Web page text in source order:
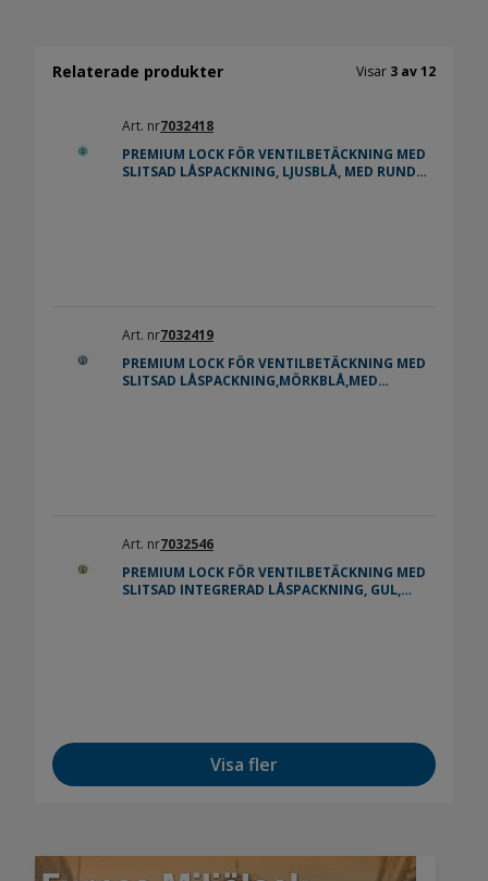
Relaterade produkter Visar 3 av 12
Art. nr7032418
PREMIUM LOCK FÖR VENTILBETÄCKNING MED
SLITSAD LÅSPACKNING, LJUSBLÅ, MED RUND
Art. nr7032419
PREMIUM LOCK FÖR VENTILBETÄCKNING MED
SLITSAD LÅSPACKNING,MÖRKBLÅ,MED
Art. nr7032546
PREMIUM LOCK FÖR VENTILBETÄCKNING MED
SLITSAD INTEGRERAD LÅSPACKNING, GUL,
Visa fler